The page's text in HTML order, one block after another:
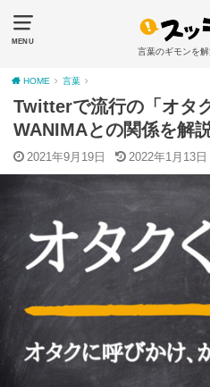
MENU
言葉のギモンを
HOME 言葉
Twitterで流行の「オタ
WANIMAとの関係を解説
2021年9月19日 2022年1月13日